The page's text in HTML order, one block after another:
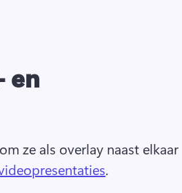
en
ze als overlay naast elkaar
.